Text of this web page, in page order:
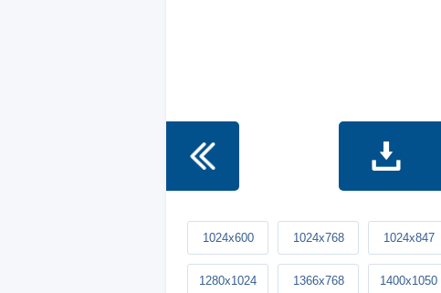
1024x600 1024x768 1024x847
1280x1024 1366x768 1400x1050